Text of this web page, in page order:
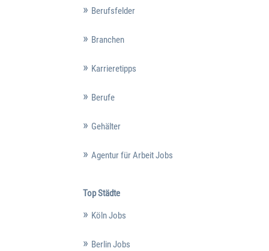
Berufsfelder
Branchen
Karrieretipps
Berufe
Gehälter
Agentur für Arbeit Jobs
Top Städte
Köln Jobs
Berlin Jobs